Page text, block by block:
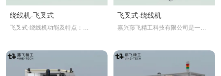
绕线机-飞叉式
飞叉式-绕线机功能及特点：
▲可根据产能需要选择单机型号或
▲可进行双工位绕线、自动夹线、
飞叉式-绕线机
嘉兴藤飞精工科技有限公司是一家
商。藤飞精工致力于车载马达、车
载锂电池、半导体方面的自动化创